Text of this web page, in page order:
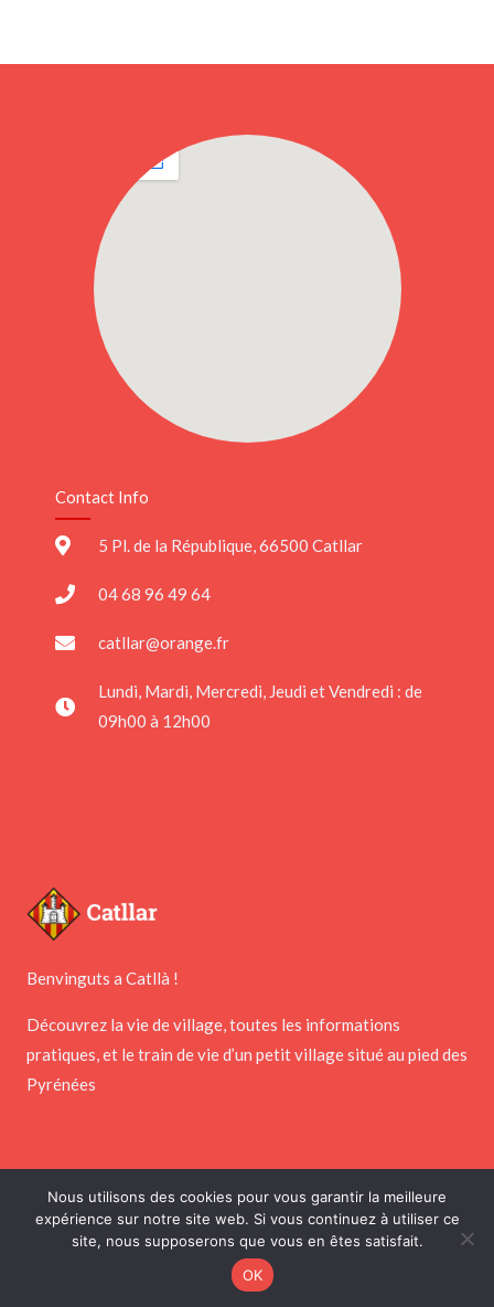
Benvinguts a Catllà !
Découvrez la vie de village, toutes les informations
pratiques, et le train de vie d’un petit village situé au pied des
Pyrénées
Contact Info
5 Pl. de la République, 66500 Catllar
04 68 96 49 64
catllar@orange.fr
Lundi, Mardi, Mercredi, Jeudi et Vendredi : de
09h00 à 12h00
Copyright © 2026 Mairie de Catllar
PointNet
Nous utilisons des cookies pour vous garantir la meilleure
expérience sur notre site web. Si vous continuez à utiliser ce
site, nous supposerons que vous en êtes satisfait.
OK